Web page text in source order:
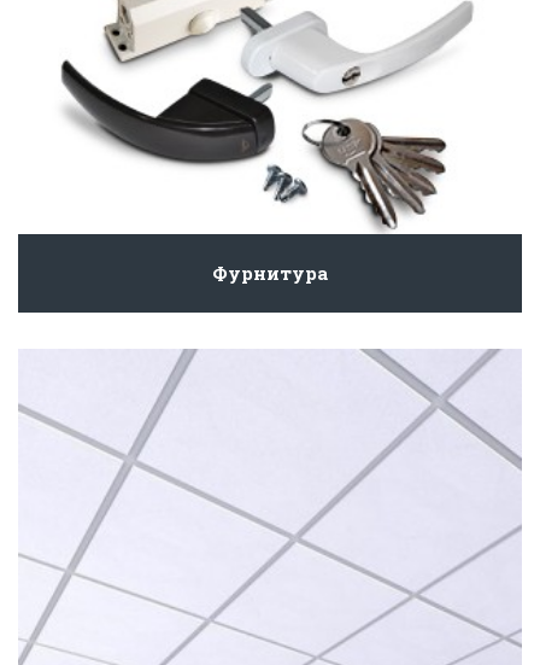
Фурнитура